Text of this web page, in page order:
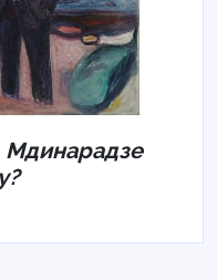
Мдинарадзе